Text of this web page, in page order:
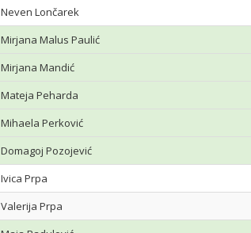
Neven Lončarek
Mirjana Malus Paulić
Mirjana Mandić
Mateja Peharda
Mihaela Perković
Domagoj Pozojević
Ivica Prpa
Valerija Prpa